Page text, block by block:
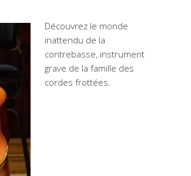
Découvrez le monde
inattendu de la
contrebasse, instrument
grave de la famille des
cordes frottées.